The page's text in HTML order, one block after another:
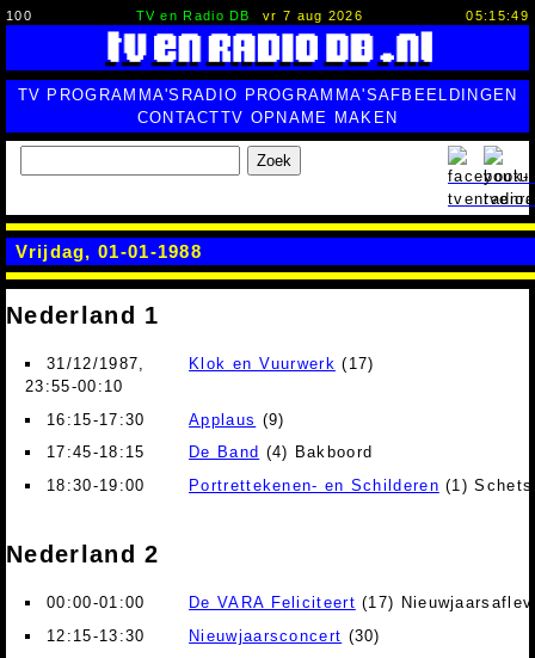
100 TV en Radio DB vr 7 aug 2026 05:15:50
TV PROGRAMMA'S RADIO PROGRAMMA'SAFBEELDINGEN
CONTACTTV OPNAME MAKEN
Zoek
Vrijdag, 01-01-1988
Nederland 1
31/12/1987,
23:55-00:10
Klok en Vuurwerk (17)
16:15-17:30 Applaus (9)
17:45-18:15
De Band (4) Bakboord
18:30-19:00
Portrettekenen- en Schilderen (1)
Nederland 2
00:00-01:00 De VARA Feliciteert (17)
12:15-13:30
Nieuwjaarsconcert (30)